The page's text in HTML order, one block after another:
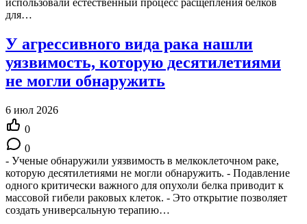
использовали естественный процесс расщепления белков
для…
У агрессивного вида рака нашли
уязвимость, которую десятилетиями
не могли обнаружить
6 июл 2026
0
0
- Ученые обнаружили уязвимость в мелкоклеточном раке,
которую десятилетиями не могли обнаружить. - Подавление
одного критически важного для опухоли белка приводит к
массовой гибели раковых клеток. - Это открытие позволяет
создать универсальную терапию…